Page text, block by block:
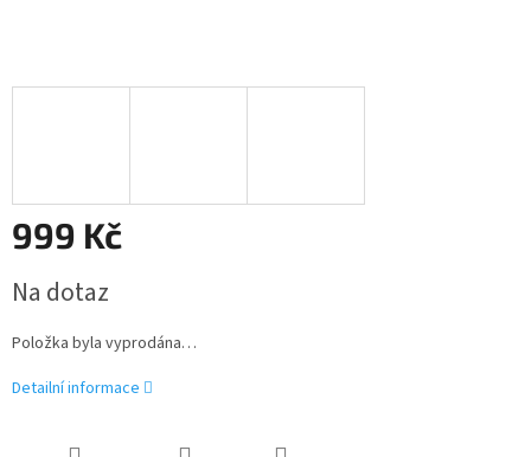
999 Kč
cena:
Na dotaz
Položka byla vyprodána…
Detailní informace